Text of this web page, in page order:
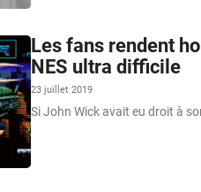
Les fans rendent
NES ultra difficile
23 juillet 2019
Si John Wick avait eu droit à